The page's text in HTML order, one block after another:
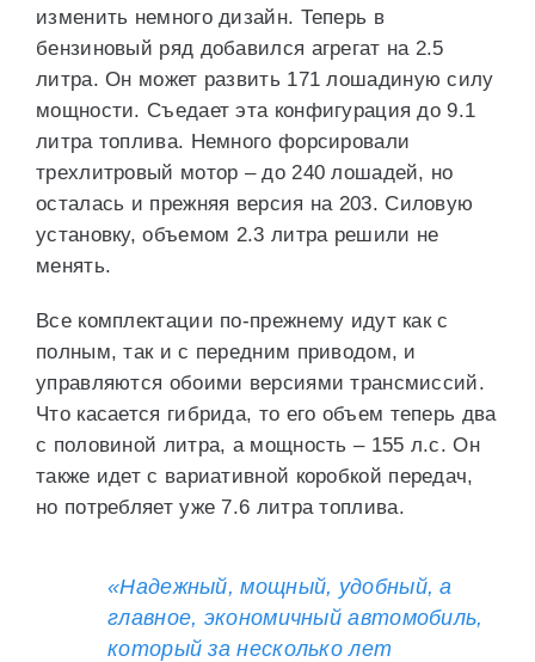
изменить немного дизайн. Теперь в
бензиновый ряд добавился агрегат на 2.5
литра. Он может развить 171 лошадиную силу
мощности. Съедает эта конфигурация до 9.1
литра топлива. Немного форсировали
трехлитровый мотор – до 240 лошадей, но
осталась и прежняя версия на 203. Силовую
установку, объемом 2.3 литра решили не
менять.
Все комплектации по-прежнему идут как с
полным, так и с передним приводом, и
управляются обоими версиями трансмиссий.
Что касается гибрида, то его объем теперь два
с половиной литра, а мощность – 155 л.с. Он
также идет с вариативной коробкой передач,
но потребляет уже 7.6 литра топлива.
«Надежный, мощный, удобный, а
главное, экономичный автомобиль,
который за несколько лет